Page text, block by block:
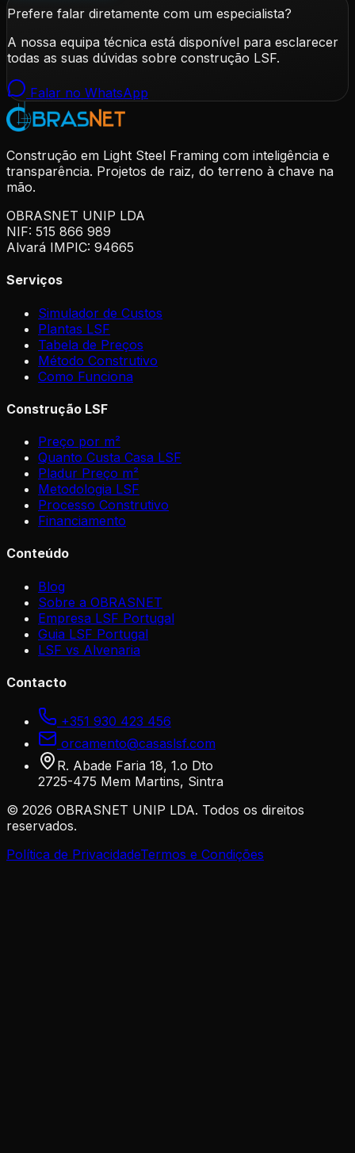
Prefere falar diretamente com um especialista?
A nossa equipa técnica está disponível para esclarecer
todas as suas dúvidas sobre construção LSF.
Falar no WhatsApp
Construção em Light Steel Framing com inteligência e
transparência. Projetos de raiz, do terreno à chave na
mão.
OBRASNET UNIP LDA
NIF: 515 866 989
Alvará IMPIC: 94665
Serviços
Simulador de Custos
Plantas LSF
Tabela de Preços
Método Construtivo
Como Funciona
Construção LSF
Preço por m²
Quanto Custa Casa LSF
Pladur Preço m²
Metodologia LSF
Processo Construtivo
Financiamento
Conteúdo
Blog
Sobre a OBRASNET
Empresa LSF Portugal
Guia LSF Portugal
LSF vs Alvenaria
Contacto
+351 930 423 456
orcamento@casaslsf.com
R. Abade Faria 18, 1.o Dto
2725-475 Mem Martins, Sintra
© 2026 OBRASNET UNIP LDA. Todos os direitos
reservados.
Política de PrivacidadeTermos e Condições